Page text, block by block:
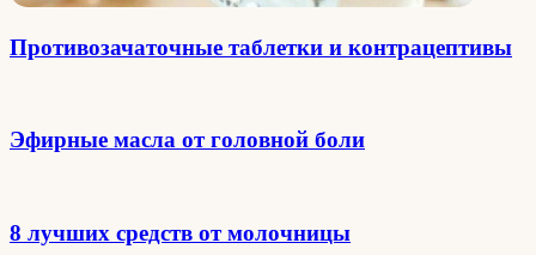
Противозачаточные таблетки и контрацептивы
Эфирные масла от головной боли
8 лучших средств от молочницы